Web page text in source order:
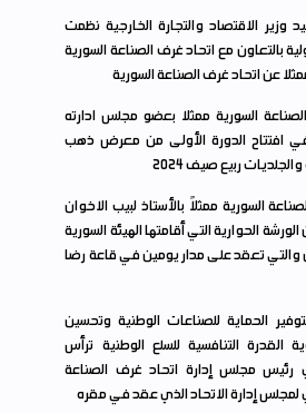
وزير الاقتصاد والتجارة الخارجية نظمت
بالتعاون مع اتحاد غرف الصناعة السورية
عن اتحاد غرف الصناعة السورية
السورية ممثلا بعضو مجلس ادارته
افتتاح الدورة الأولى من معرض ذهب
ربيع صيف 2024
السورية ممثلاً بالأستاذ لبيب الاخوان
الحوارية التي أقامتها الهيئة السورية
والتي تعقد على مدار يومين في قاعة رضا
الحماية للصناعات الوطنية وتحسين
التنافسية للسلع الوطنية ترأس
رئيس مجلس إدارة اتحاد غرف الصناعة
لمجلس إدارة الاتحاد الذي عقد في مقره